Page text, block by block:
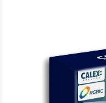
bildegalleri